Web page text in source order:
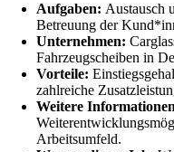
Aufgaben: Austausch
Betreuung der
Unternehmen:
Fahrzeugscheiben in
Vorteile:
zahlreiche
Weitere
Arbeitsumfeld.